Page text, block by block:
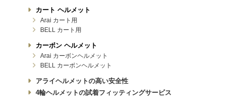
カート ヘルメット
Arai カート用
BELL カート用
カーボン ヘルメット
Arai カーボンヘルメット
BELL カーボンヘルメット
アライヘルメットの高い安全性
4輪ヘルメットの試着フィッティングサービス